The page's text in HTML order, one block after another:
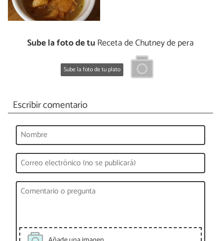
Sube la foto de tu Receta de Chutney de pera
Sube la foto de tu plato
Escribir comentario